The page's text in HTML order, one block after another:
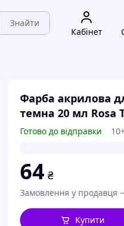
Знайти
Кабінет
Фарба акрилова
темна 20 мл Rosa
Готово до відправки
64 ₴
Замовлення у продавця
Купити